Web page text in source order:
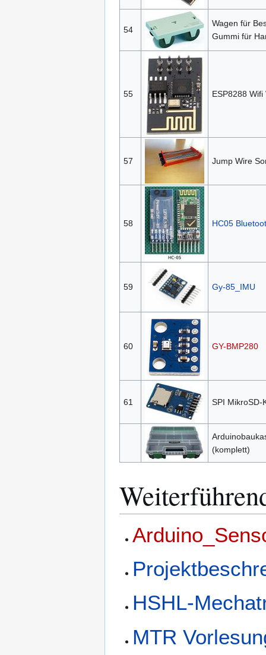
54
Wagen für
Gummi für
55 ESP8288
57 Jump Wire
58 HC05
59 Gy-85_IMU
60 GY-BMP280
61 SPI MikroSD-
(komplett)
HSHL-
MTR